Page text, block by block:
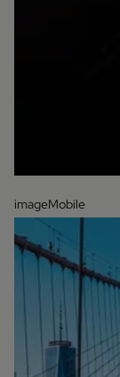
imageMobile